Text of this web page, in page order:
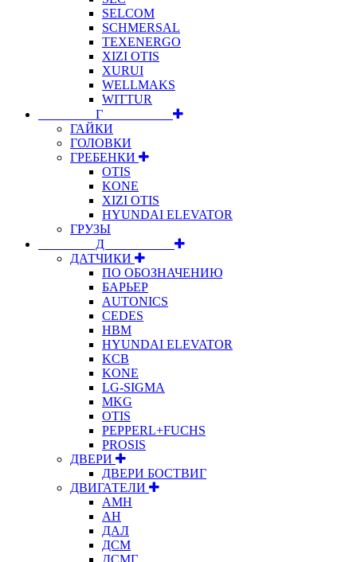
SELCOM
SCHMERSAL
TEXENERGO
XIZI OTIS
XURUI
WELLMAKS
WITTUR
⠀⠀⠀⠀⠀⠀Г⠀⠀⠀⠀⠀⠀⠀
ГАЙКИ
ГОЛОВКИ
ГРЕБЕНКИ
OTIS
KONE
XIZI OTIS
HYUNDAI ELEVATOR
ГРУЗЫ
⠀⠀⠀⠀⠀⠀Д⠀⠀⠀⠀⠀⠀⠀
ДАТЧИКИ
ПО ОБОЗНАЧЕНИЮ
БАРЬЕР
AUTONICS
CEDES
HBM
HYUNDAI ELEVATOR
KCB
KONE
LG-SIGMA
MKG
OTIS
PEPPERL+FUCHS
PROSIS
ДВЕРИ
ДВЕРИ БОСТВИГ
ДВИГАТЕЛИ
АМН
АН
ДАЛ
ДСМ
ДСМГ